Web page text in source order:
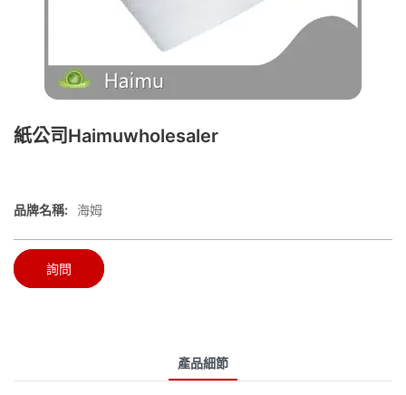
紙公司Haimuwholesaler
品牌名稱: 海姆
詢問
產品細節